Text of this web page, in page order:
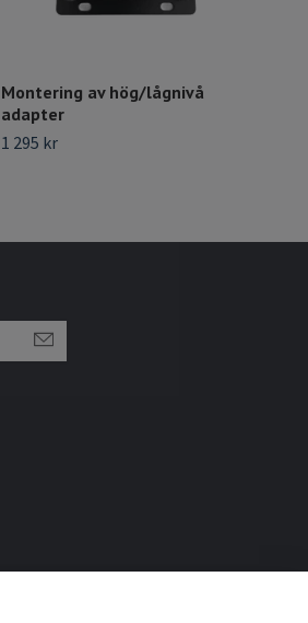
Montering av hög/lågnivå
adapter
1 295 kr